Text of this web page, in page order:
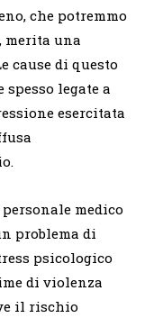
che potremmo
merita una
cause di questo
legate a
esercitata
medico
problema di
psicologico
di violenza
il rischio